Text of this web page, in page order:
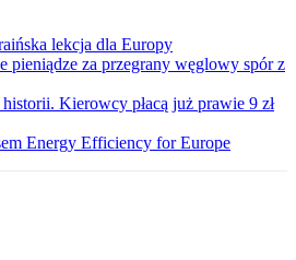
lekcja dla Europy
pieniądze za przegrany węglowy spór z
Kierowcy płacą już prawie 9 zł
Energy Efficiency for Europe